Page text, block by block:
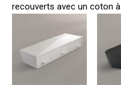
recouverts avec un coton